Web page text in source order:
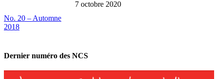
No. 20 – Automne
2018
7 octobre 2020
Dernier numéro des NCS